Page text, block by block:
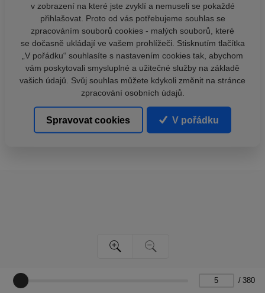
/ 380
v zobrazení na které jste zvyklí a nemuseli se pokaždé
přihlašovat. Proto od vás potřebujeme souhlas se
zpracováním souborů cookies - malých souborů, které
se dočasně ukládají ve vašem prohlížeči. Stisknutím tlačítka
„V pořádku“ souhlasíte s nastavením cookies tak, abychom
vám poskytovali smysluplné a užitečné služby na základě
vašich údajů. Svůj souhlas můžete kdykoli změnit na stránce
zpracování osobních údajů.
Spravovat cookies V pořádku